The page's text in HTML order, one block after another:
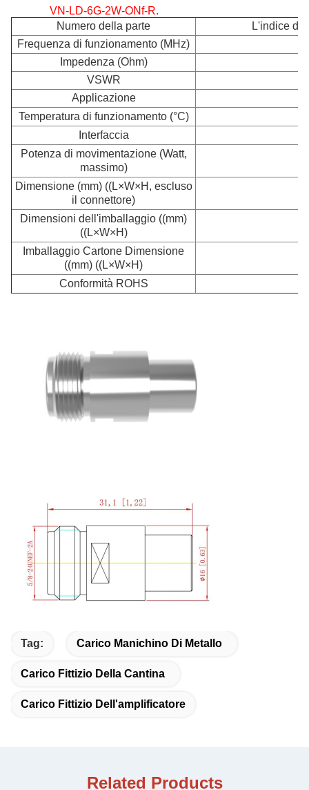
VN-LD-6G-2W-ONf-R.
Numero della parte
L'indice di
Frequenza di funzionamento (MHz)
Impedenza (Ohm)
VSWR
Applicazione
Temperatura di funzionamento (°C)
Interfaccia
Potenza di movimentazione (Watt,
massimo)
Dimensione (mm) ((L×W×H, escluso
il connettore)
Dimensioni dell'imballaggio ((mm)
((L×W×H)
Imballaggio Cartone Dimensione
((mm) ((L×W×H)
Conformità ROHS
Tag: Carico Manichino Di Metallo
Carico Fittizio Della Cantina
Carico Fittizio Dell'amplificatore
Related Products